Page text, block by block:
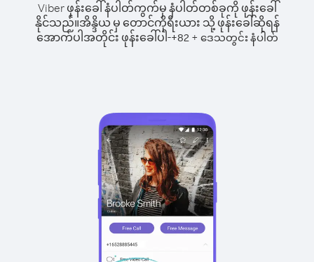
Viber ဖုန်းခေါ်နံပါတ်ကွက်မှ နံပါတ်တစ်ခုကို ဖုန်းခေါ်
နိုင်သည်။အိန္ဒိယ မှ တောင်ကိုရီးယား သို့ ဖုန်းခေါ်ဆိုရန်
အောက်ပါအတိုင်း ဖုန်းခေါ်ပါ-+82+ ဒေသတွင်း နံပါတ်